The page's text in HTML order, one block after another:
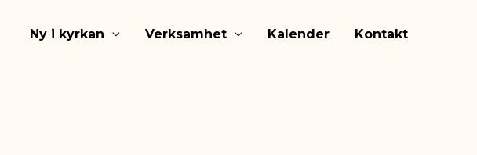
Ny i kyrkan Verksamhet Kalender Kontakt